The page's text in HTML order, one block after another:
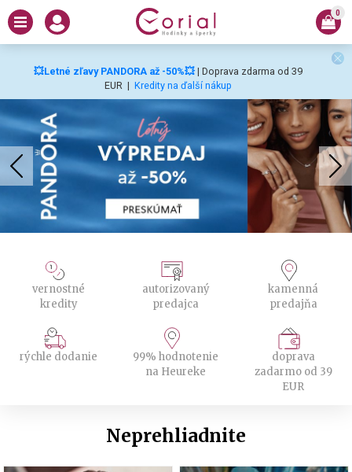
💥Letné zľavy PANDORA až -50%💥 | Doprava zdarma od 39
EUR | Kredity na ďalší nákup
0
vernostné
kredity
autorizovaný
predajca
kamenná
predajňa
rýchle dodanie
99% hodnotenie
na Heureke
doprava
zadarmo od 39
EUR
Neprehliadnite